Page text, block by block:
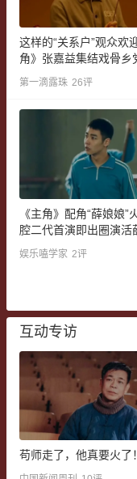
这样的“关系户”观众欢
角》张嘉益集结戏骨乡
院长甘当配角
第一滴露珠 26评
《主角》配角“薛娘娘”
腔二代首演即出圈演活
娱乐嗑学家 2评
互动专访
苟师走了，他真要火了！